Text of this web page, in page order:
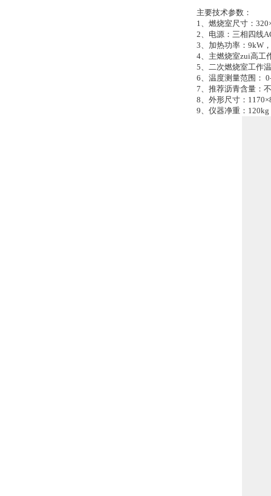
主要技术参数：
1、燃烧室尺寸：
2、电源：三相四线
3、加热功率：9kW
4、主燃烧室zui高工
5、二次燃烧室工作
6、温度测量范围：
7、推荐沥青含量：
8、外形尺寸：
9、仪器净重：120kg